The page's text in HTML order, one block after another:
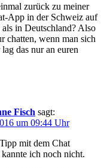
zurück zu meiner
App in der Schweiz auf
als in Deutschland? Also
chatten, wenn man sich
das nur an euren
Fisch sagt:
um 09:44 Uhr
mit dem Chat
ich noch nicht.